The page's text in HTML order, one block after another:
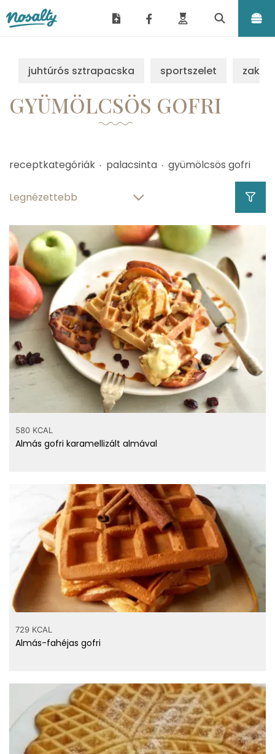
juhtúrós sztrapacska sportszelet
GYÜMÖLCSÖS GOFRI
receptkategóriák palacsinta gyümölcsös gofri
580 KCAL
Almás gofri karamellizált almával
729 KCAL
Almás-fahéjas gofri